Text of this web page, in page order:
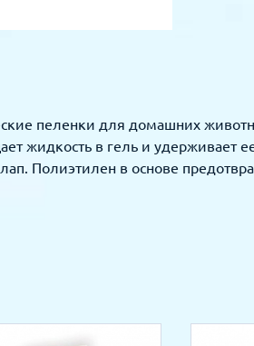
пеленки для домашних
жидкость в гель и
Полиэтилен в основе